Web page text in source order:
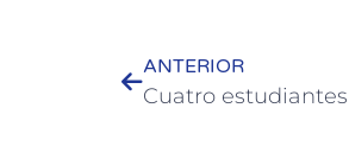
ANTERIOR